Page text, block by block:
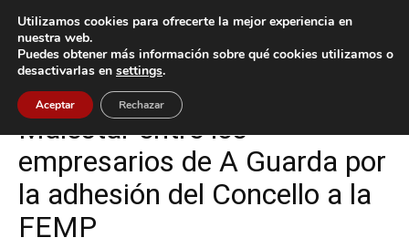
Inicio A Guarda
A Guarda Política
Malestar entre los
empresarios de A Guarda por
la adhesión del Concello a la
FEMP
Utilizamos cookies para ofrecerte la mejor experiencia en
nuestra web.
Puedes obtener más información sobre qué cookies utilizamos o
desactivarlas en settings.
Aceptar Rechazar